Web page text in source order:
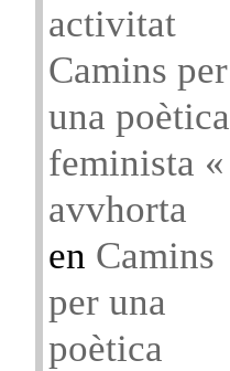
activitat
Camins per
una poètica
feminista «
avvhorta
en Camins
per una
poètica